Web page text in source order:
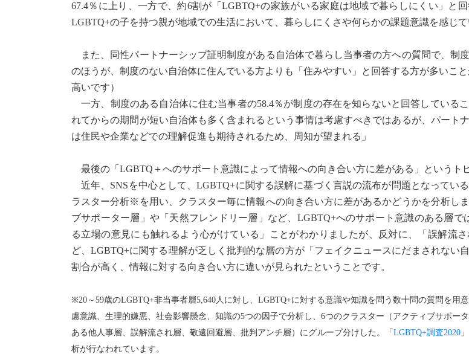
67.4％に上り、一方で、約6割が「LGBTQ+の家族がいる家庭は地域で暮らしにくい」と
LGBTQ+の子を持つ親が地域での生活において、暮らしにくさや何らかの課題意識を感じて
また、同性パートナーシップ証明制度がある自治体で暮らし当事者の方への質問で、制
のほうが、制度のない自治体に住んでいる方よりも「住みやすい」と回答する方が多いこ
高いです）
一方、制度のある自治体に住む当事者の58.4％が制度の存在を知らないと回答している
れてからの期間が短い自治体も多く含まれるという事情は考慮すべきではあるが、パート
は住民や企業などでの理解促進も期待されるため、周知が望まれる」
最後の「LGBTQ＋へのサポート意識によって情報への向き合い方に差がある」というト
近年、SNSを中心として、LGBTQ+に関する誤解に基づく言説の流布が問題となってい
ラスター分析※を用い、クラスター毎に情報への向き合い方に差があるかどうかを分析し
ブサポーター層」や「天然フレンドリー層」など、LGBTQ+へのサポート意識のある層で
る立場の意見にも触れるよう心がけている」ことがわかりましたが、反対に、「誤解流
ど、LGBTQ+に関する理解が乏しく批判的な層の方が「フェイクニュースにだまされない
割合が高く、情報に対する向き合い方に違いが見られたということです。
※20～59歳のLGBTQ+非当事者層5,640人に対し、LGBTQ+に対する意識や知識を問う数十問の質問を用
慮意識、生理的嫌悪、社会影響懸念、知識の5つの因子で分析し、6つのクラスター（アクティブサポー
ある他人事層、誤解流され層、敬遠回避層、批判アンチ層）にグループ分けした。「LGBTQ+調査2020
析が行なわれています。